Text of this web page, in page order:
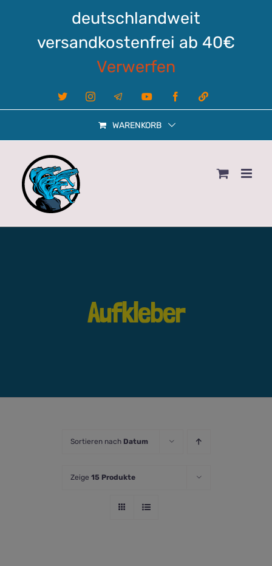
deutschlandweit
versandkostenfrei ab 40€
Verwerfen
X InstagramTelegram YouTube FacebookLinktree
WARENKORB
Aufkleber
Sortieren nach Datum
Zeige 15 Produkte